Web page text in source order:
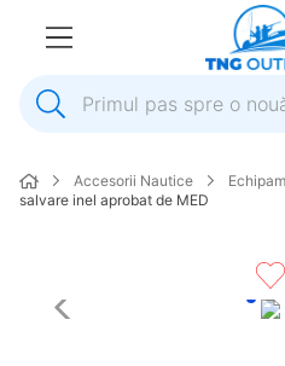
Primul pas spre o nouă
2.
colac salvare
pompa apa
Accesorii Nautice
salvare inel aprobat de MED